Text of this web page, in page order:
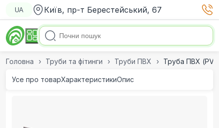
UA Київ, пр-т Берестейський, 67
Головна Труби та фітинги Труби ПВХ Труба ПВХ
Усе про товарХарактеристикиОпис